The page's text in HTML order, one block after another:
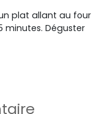
plat allant au four
minutes. Déguster